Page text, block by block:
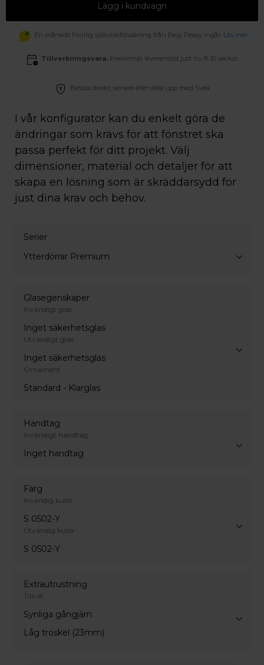
Lägg i kundvagn
En månads frivillig självriskförsäkring från Easy Peasy ingår. Läs mer
Tillverkningsvara. Preliminär leveranstid just nu 8-10 veckor.
Betala direkt, senare eller dela upp med Svea.
I vår konfigurator kan du enkelt göra de
ändringar som krävs för att fönstret ska
passa perfekt för ditt projekt. Välj
dimensioner, material och detaljer för att
skapa en lösning som är skräddarsydd för
just dina krav och behov.
Serier
Ytterdörrar Premium
Glasegenskaper
Invändigt glas
Inget säkerhetsglas
Utvändigt glas
Inget säkerhetsglas
Ornament
Standard - Klarglas
Handtag
Invändigt handtag
Inget handtag
Färg
Invändig kulör
S 0502-Y
Utvändig kulör
S 0502-Y
Extrautrustning
Tillval
Synliga gångjärn
Låg tröskel (23mm)